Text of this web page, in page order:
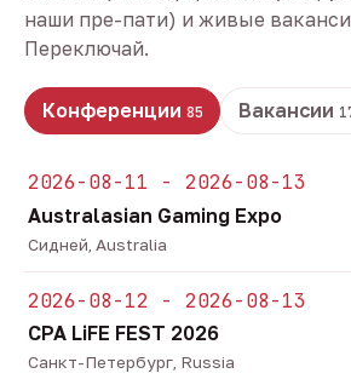
наши пре-пати) и живые
Переключай.
Конференции 85 Вакансии
2026-08-11 - 2026-08-13
Australasian Gaming Expo
Сидней, Australia
2026-08-12 - 2026-08-13
CPA LiFE FEST 2026
Санкт-Петербург, Russia